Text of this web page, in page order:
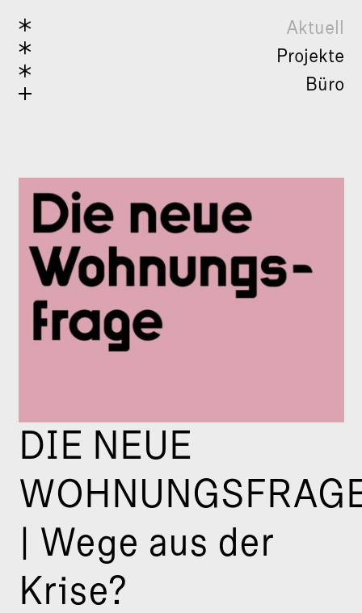
Aktuell
Projekte
Büro
DIE NEUE
| Wege aus der
Krise?